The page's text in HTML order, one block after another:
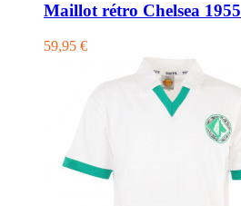
Maillot rétro Chelsea 1955
59,95 €